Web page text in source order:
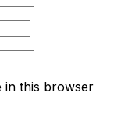
in this browser